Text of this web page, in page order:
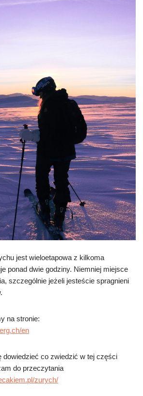
jest wieloetapowa z kilkoma
ponad dwie godziny. Niemniej miejsce
szczególnie jeżeli jesteście spragnieni
na stronie:
en
dowiedzieć co zwiedzić w tej części
do przeczytania
zurych/